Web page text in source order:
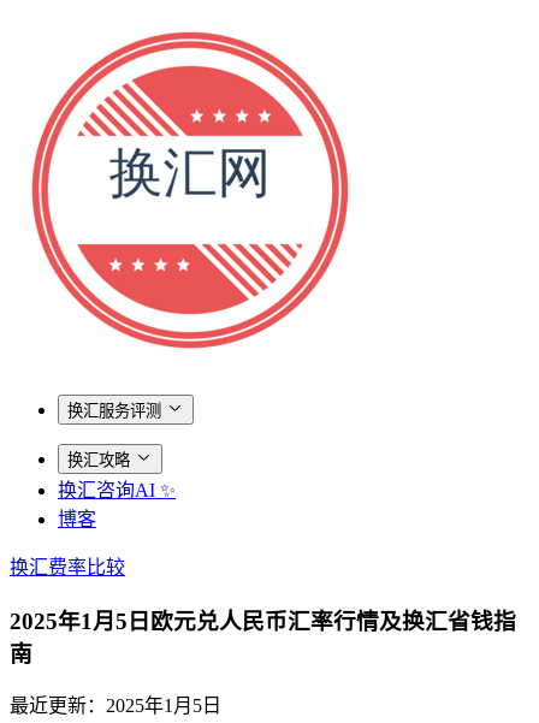
换汇服务评测
换汇攻略
换汇咨询AI ✨
博客
换汇费率比较
2025年1月5日欧元兑人民币汇率行情及换汇省钱指
南
最近更新： 2025年1月5日